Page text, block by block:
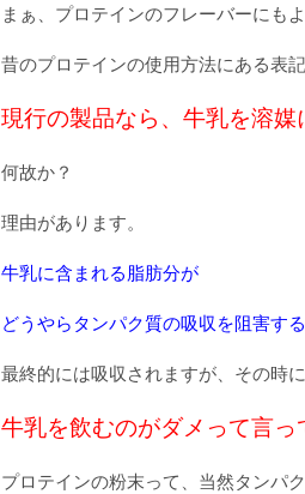
まぁ、プロテインのフレーバーにも
昔のプロテインの使用方法にある表
現行の製品なら、牛乳を溶媒
何故か？
理由があります。
牛乳に含まれる脂肪分が
どうやらタンパク質の吸収を阻害す
最終的には吸収されますが、その時
牛乳を飲むのがダメって言っ
プロテインの粉末って、当然タンパ